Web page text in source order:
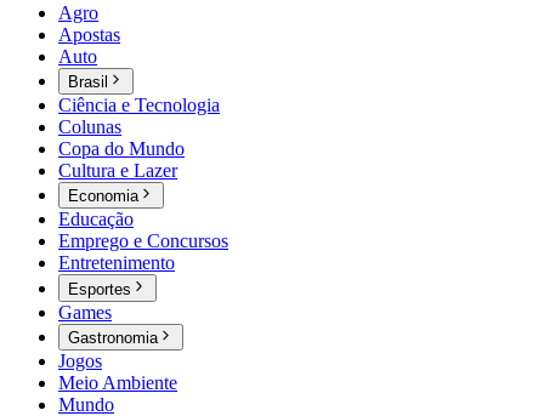
Agro
Apostas
Auto
Brasil
Ciência e Tecnologia
Colunas
Copa do Mundo
Cultura e Lazer
Economia
Educação
Emprego e Concursos
Entretenimento
Esportes
Games
Gastronomia
Jogos
Meio Ambiente
Mundo